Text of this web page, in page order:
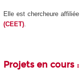
Elle est chercheure
(CEET).
Projets en cours :